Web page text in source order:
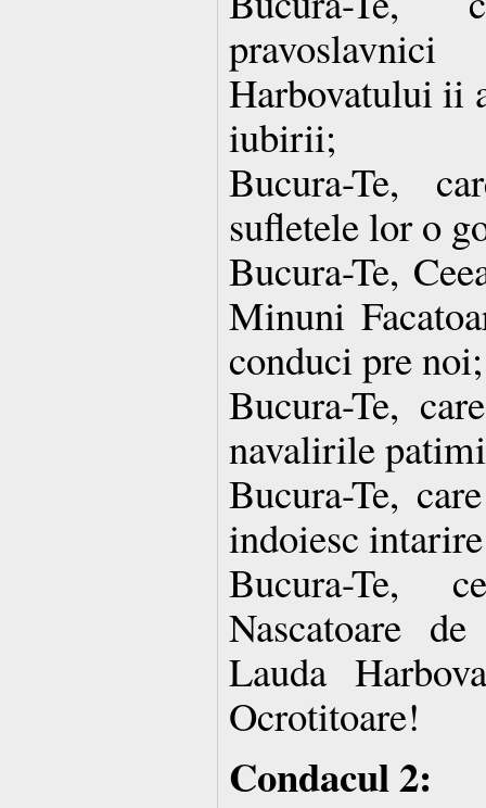
Harbovatului ii
iubirii;
Bucura-Te,
sufletele lor o
Bucura-Te,
Minuni
conduci pre noi;
Bucura-Te,
navalirile
Bucura-Te,
indoiesc
Bucura-Te,
Nascatoare
Lauda
Ocrotitoare!
Condacul 2: